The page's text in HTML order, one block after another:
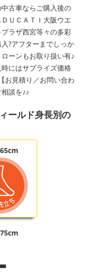
古車ならご購入後の
ＵＣＡＴＩ大阪ウエ
ラザ西宮等々の多彩
?アフターまでしっか
ーンもお取り扱い有♪
にはサプライズ価格
お見積り／お問い合わ
談を♪♪
ールド身長別の